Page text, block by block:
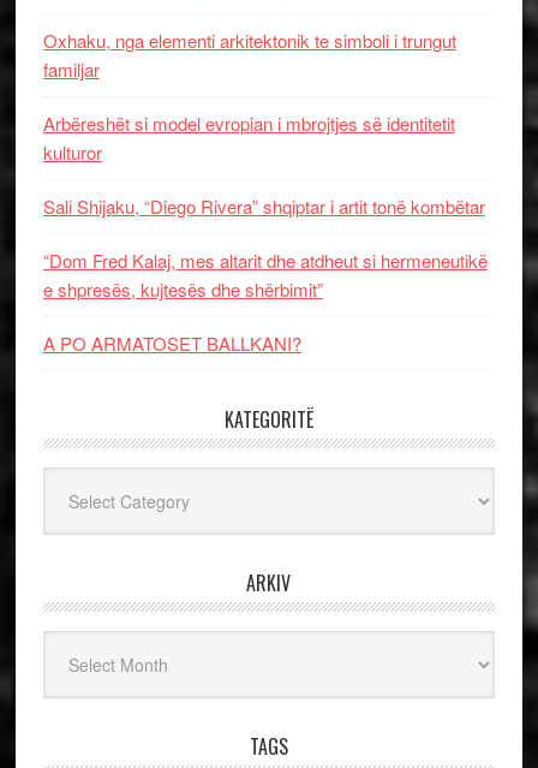
Oxhaku, nga elementi arkitektonik te simboli i trungut
familjar
Arbëreshët si model evropian i mbrojtjes së identitetit
kulturor
Sali Shijaku, “Diego Rivera” shqiptar i artit tonë kombëtar
“Dom Fred Kalaj, mes altarit dhe atdheut si hermeneutikë
e shpresës, kujtesës dhe shërbimit”
A PO ARMATOSET BALLKANI?
KATEGORITË
ARKIV
TAGS